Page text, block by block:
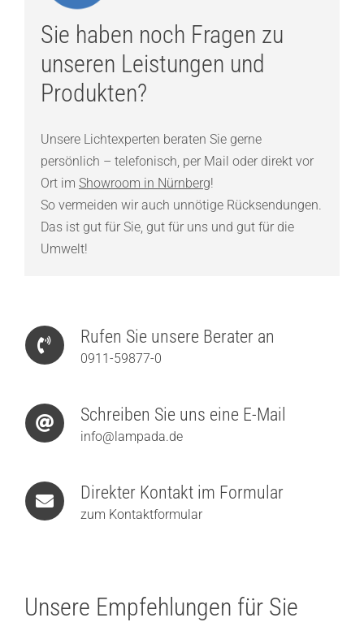
Sie haben noch Fragen zu
unseren Leistungen und
Produkten?
Unsere Lichtexperten beraten Sie gerne
persönlich – telefonisch, per Mail oder direkt vor
Ort im Showroom in Nürnberg!
So vermeiden wir auch unnötige Rücksendungen.
Das ist gut für Sie, gut für uns und gut für die
Umwelt!
Rufen Sie unsere Berater an
0911-59877-0
Schreiben Sie uns eine E-Mail
info@lampada.de
Direkter Kontakt im Formular
zum Kontaktformular
Unsere Empfehlungen für Sie